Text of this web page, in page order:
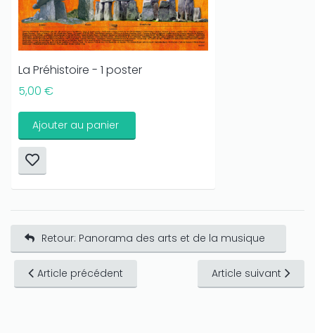
La Préhistoire - 1 poster
5,00 €
Ajouter au panier
Retour: Panorama des arts et de la musique
Article précédent Article suivant